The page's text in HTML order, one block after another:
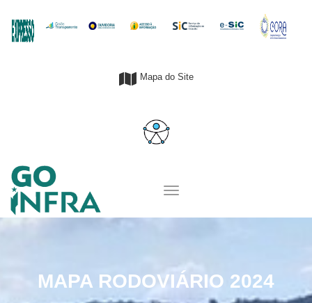
Mapa do Site
MAPA RODOVIÁRIO 2024